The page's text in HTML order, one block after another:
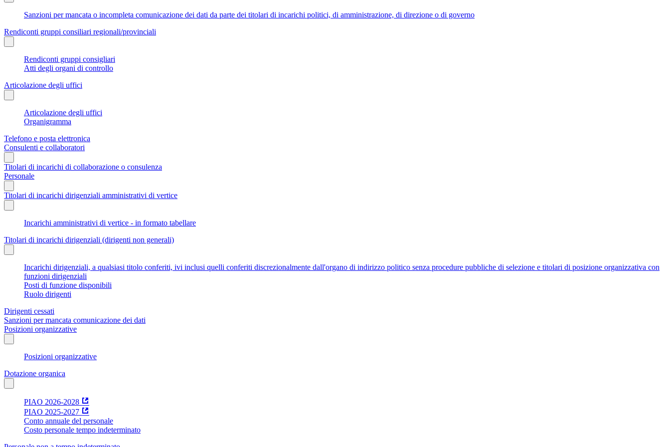
Sanzioni per mancata o incompleta comunicazione dei dati da parte dei titolari di incarichi politici, di amministrazione, di direzione o di governo
Rendiconti gruppi consiliari regionali/provinciali
Rendiconti gruppi consigliari
Atti degli organi di controllo
Articolazione degli uffici
Articolazione degli uffici
Organigramma
Telefono e posta elettronica
Consulenti e collaboratori
Titolari di incarichi di collaborazione o consulenza
Personale
Titolari di incarichi dirigenziali amministrativi di vertice
Incarichi amministrativi di vertice - in formato tabellare
Titolari di incarichi dirigenziali (dirigenti non generali)
Incarichi dirigenziali, a qualsiasi titolo conferiti, ivi inclusi quelli conferiti discrezionalmente dall'organo di indirizzo politico senza procedure pubbliche di selezione e titolari di posizione organizzativa con
funzioni dirigenziali
Posti di funzione disponibili
Ruolo dirigenti
Dirigenti cessati
Sanzioni per mancata comunicazione dei dati
Posizioni organizzative
Posizioni organizzative
Dotazione organica
PIAO 2026-2028
PIAO 2025-2027
Conto annuale del personale
Costo personale tempo indeterminato